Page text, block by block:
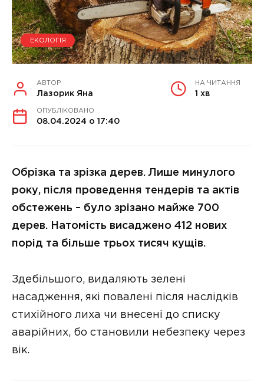
ЕКОЛОГІЯ
АВТОР
Лазорик Яна
НА ЧИТАННЯ
1 хв
ОПУБЛІКОВАНО
08.04.2024 о 17:40
Обрізка та зрізка дерев. Лише минулого
року, після проведення тендерів та актів
обстежень – було зрізано майже 700
дерев. Натомість висаджено 412 нових
порід та більше трьох тисяч кущів.
Здебільшого, видаляють зелені
насадження, які повалені після наслідків
стихійного лиха чи внесені до списку
аварійних, бо становили небезпеку через
вік.